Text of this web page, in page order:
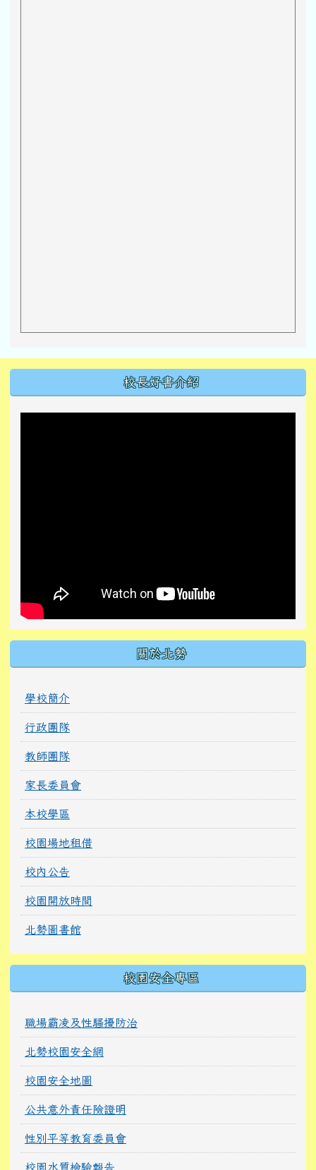
校長好書介紹
關於北勢
學校簡介
行政團隊
教師團隊
家長委員會
本校學區
校園場地租借
校內公告
校園開放時間
北勢圖書館
校園安全專區
職場霸凌及性騷擾防治
北勢校園安全網
校園安全地圖
公共意外責任險證明
性別平等教育委員會
校園水質檢驗報告